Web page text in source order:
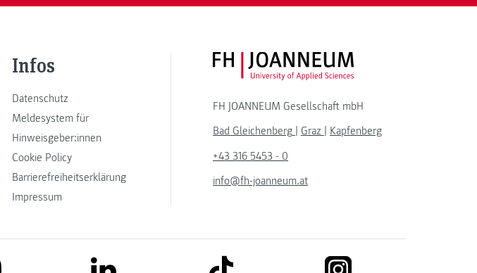
Infos
Datenschutz
Meldesystem für
Hinweisgeber:innen
Cookie Policy
Barrierefreiheitserklärung
Impressum
FH JOANNEUM Logo
FH JOANNEUM Gesellschaft mbH
Bad Gleichenberg
Graz
Kapfenberg
+43 316 5453 - 0
info@fh-joanneum.at
link to youtube link to linkedin link to tiktok link to instagram